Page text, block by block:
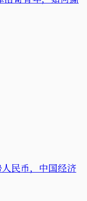
民币，中国经济